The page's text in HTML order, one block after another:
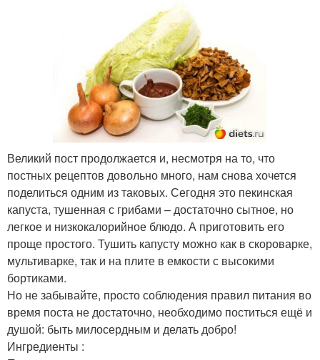
Великий пост продолжается и, несмотря на то, что
постных рецептов довольно много, нам снова хочется
поделиться одним из таковых. Сегодня это пекинская
капуста, тушенная с грибами – достаточно сытное, но
легкое и низкокалорийное блюдо. А приготовить его
проще простого. Тушить капусту можно как в скороварке,
мультиварке, так и на плите в емкости с высокими
бортиками.
Но не забывайте, просто соблюдения правил питания во
время поста не достаточно, необходимо поститься ещё и
душой: быть милосердным и делать добро!
Ингредиенты :